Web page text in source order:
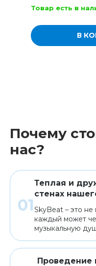
Товар есть в
В
Почему
нас?
Теплая и
стенах
SkyBeat – это не
каждый может
музыкальную
Проведение